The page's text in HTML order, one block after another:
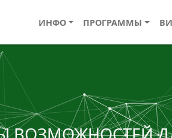
ИНФО ПРОГРАММЫ